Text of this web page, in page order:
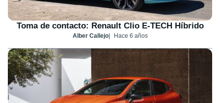
Toma de contacto: Renault Clio E-TECH Híbrido
Alber Callejo Hace 6 años